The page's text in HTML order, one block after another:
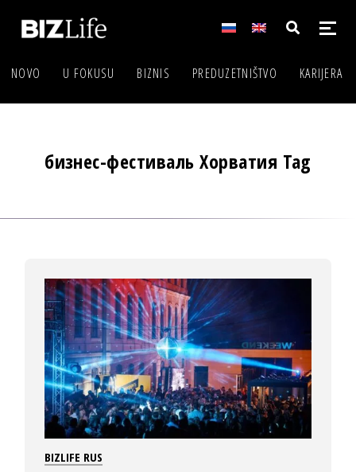
NOVO U FOKUSU BIZNIS PREDUZETNIŠTVO KARIJERA
бизнес-фестиваль Хорватия Tag
BIZLIFE RUS